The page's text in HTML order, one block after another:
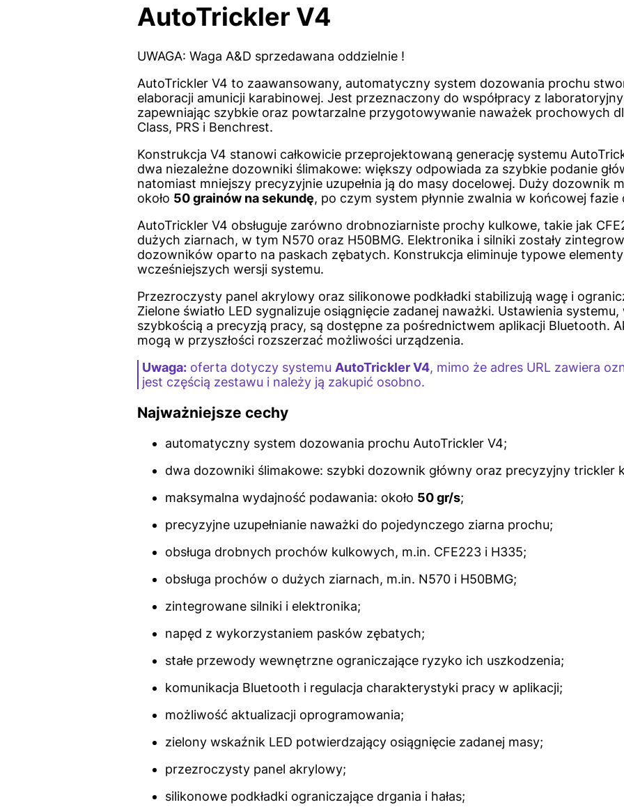
AutoTrickler V4
UWAGA: Waga A&D sprzedawana oddzielnie !
AutoTrickler V4 to zaawansowany, automatyczny system dozowania prochu
elaboracji amunicji karabinowej. Jest przeznaczony do współpracy z
zapewniając szybkie oraz powtarzalne przygotowywanie naważek prochowych
Class, PRS i Benchrest.
Konstrukcja V4 stanowi całkowicie przeprojektowaną generację systemu
dwa niezależne dozowniki ślimakowe: większy odpowiada za szybkie podanie
natomiast mniejszy precyzyjnie uzupełnia ją do masy docelowej. Duży dozownik
około 50 grainów na sekundę, po czym system płynnie zwalnia w końcowej fazie
AutoTrickler V4 obsługuje zarówno drobnoziarniste prochy kulkowe, takie jak
dużych ziarnach, w tym N570 oraz H50BMG. Elektronika i silniki zostały
dozowników oparto na paskach zębatych. Konstrukcja eliminuje typowe
wcześniejszych wersji systemu.
Przezroczysty panel akrylowy oraz silikonowe podkładki stabilizują wagę i
Zielone światło LED sygnalizuje osiągnięcie zadanej naważki. Ustawienia
szybkością a precyzją pracy, są dostępne za pośrednictwem aplikacji Bluetooth.
mogą w przyszłości rozszerzać możliwości urządzenia.
Uwaga: oferta dotyczy systemu AutoTrickler V4, mimo że adres URL zawiera
jest częścią zestawu i należy ją zakupić osobno.
Najważniejsze cechy
automatyczny system dozowania prochu AutoTrickler V4;
dwa dozowniki ślimakowe: szybki dozownik główny oraz precyzyjny trickler
maksymalna wydajność podawania: około 50 gr/s;
precyzyjne uzupełnianie naważki do pojedynczego ziarna prochu;
obsługa drobnych prochów kulkowych, m.in. CFE223 i H335;
obsługa prochów o dużych ziarnach, m.in. N570 i H50BMG;
zintegrowane silniki i elektronika;
napęd z wykorzystaniem pasków zębatych;
stałe przewody wewnętrzne ograniczające ryzyko ich uszkodzenia;
komunikacja Bluetooth i regulacja charakterystyki pracy w aplikacji;
możliwość aktualizacji oprogramowania;
zielony wskaźnik LED potwierdzający osiągnięcie zadanej masy;
przezroczysty panel akrylowy;
silikonowe podkładki ograniczające drgania i hałas;